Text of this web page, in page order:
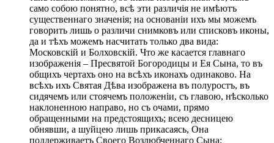
само собою понятно, всѣ эти различія не имѣютъ
существеннаго значенія; на основаніи ихъ мы можемъ
говорить лишь о различи снимковъ или списковъ иконы,
да и тѣхъ можемъ насчитать только два вида:
Московскій и Болховскій. Что же касается главнаго
изображенія – Пресвятой Богородицы и Ея Сына, то въ
общихъ чертахъ оно на всѣхъ иконахъ одинаково. На
всѣхъ ихъ Святая Дѣва изображена въ полуростъ, въ
сидячемъ или стоячемъ положеніи, съ главою, нѣсколько
наклоненною направо, но съ очами, прямо
обращенными на предстоящихъ; всею десницею
обнявши, а шуйцею лишь прикасаясь, Она
поддерживаетъ Своeго Возлюбченнаго Сына;